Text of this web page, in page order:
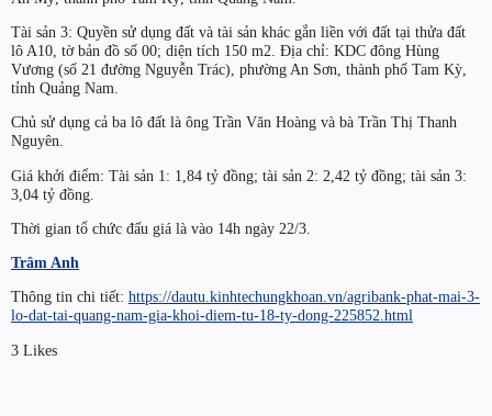
Tài sản 3: Quyền sử dụng đất và tài sản khác gắn liền với đất tại thửa đất
lô A10, tờ bản đồ số 00; diện tích 150 m2. Địa chỉ: KDC đông Hùng
Vương (số 21 đường Nguyễn Trác), phường An Sơn, thành phố Tam Kỳ,
tỉnh Quảng Nam.
Chủ sử dụng cả ba lô đất là ông Trần Văn Hoàng và bà Trần Thị Thanh
Nguyên.
Giá khởi điểm: Tài sản 1: 1,84 tỷ đồng; tài sản 2: 2,42 tỷ đồng; tài sản 3:
3,04 tỷ đồng.
Thời gian tổ chức đấu giá là vào 14h ngày 22/3.
Trâm Anh
Thông tin chi tiết: https://dautu.kinhtechungkhoan.vn/agribank-phat-mai-3-
lo-dat-tai-quang-nam-gia-khoi-diem-tu-18-ty-dong-225852.html
3 Likes